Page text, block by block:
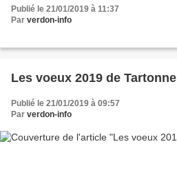
Publié le 21/01/2019 à 11:37
Par verdon-info
Les voeux 2019 de Tartonne
Publié le 21/01/2019 à 09:57
Par verdon-info